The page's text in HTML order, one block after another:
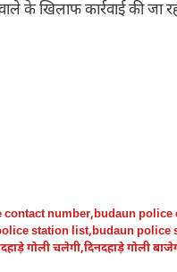
के खिलाफ कार्रवाई की जा
contact number,budaun police
station list,budaun police
गोली चलेगी,दिनदहाड़े गोली